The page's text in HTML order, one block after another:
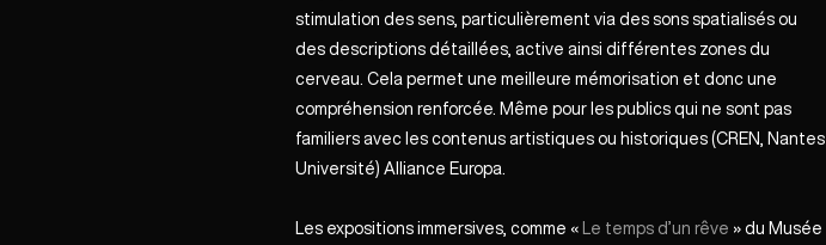
stimulation des sens, particulièrement via des sons spatialisés ou
des descriptions détaillées, active ainsi différentes zones du
cerveau. Cela permet une meilleure mémorisation et donc une
compréhension renforcée. Même pour les publics qui ne sont pas
familiers avec les contenus artistiques ou historiques (CREN, Nantes
Université)​ Alliance Europa
Les expositions immersives, comme « Le temps d’un rêve » du Musée